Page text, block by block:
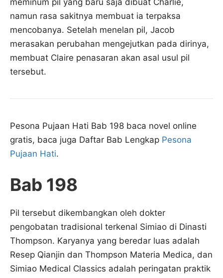
meminum pil yang baru saja dibuat Charlie,
namun rasa sakitnya membuat ia terpaksa
mencobanya. Setelah menelan pil, Jacob
merasakan perubahan mengejutkan pada dirinya,
membuat Claire penasaran akan asal usul pil
tersebut.
Pesona Pujaan Hati Bab 198 baca novel online
gratis, baca juga Daftar Bab Lengkap Pesona
Pujaan Hati.
Bab 198
Pil tersebut dikembangkan oleh dokter
pengobatan tradisional terkenal Simiao di Dinasti
Thompson. Karyanya yang beredar luas adalah
Resep Qianjin dan Thompson Materia Medica, dan
Simiao Medical Classics adalah peringatan praktik